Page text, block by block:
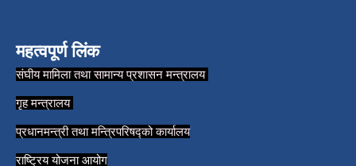
महत्वपूर्ण लिंक
संघीय मामिला तथा सामान्य प्रशासन मन्त्रालय
गृह मन्त्रालय
प्रधानमन्त्री तथा मन्त्रिपरिषद्को कार्यालय
राष्ट्रिय योजना आयोग